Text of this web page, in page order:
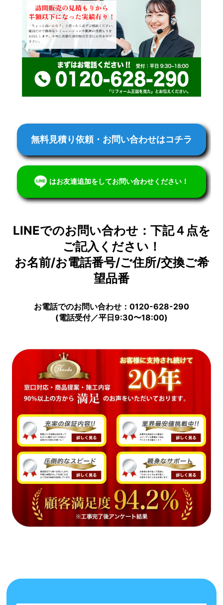
無料見積り依頼・お問い合わせはコチラ
はお友達追加をしてお問い合わせください！
LINEでのお問い合わせ：下記４点を
ご記入ください！
お名前/お電話番号/ご住所/交換ご希
望品番
お電話でのお問い合わせ：0120-628-290
(電話受付／平日9:30〜18:00)